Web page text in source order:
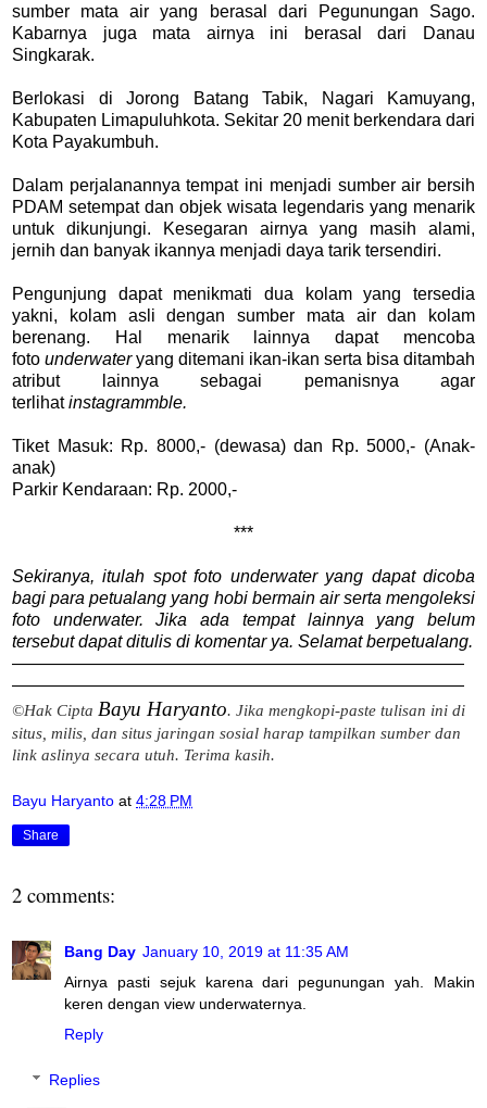
sumber mata air yang berasal dari Pegunungan Sago.
Kabarnya juga mata airnya ini berasal dari Danau
Singkarak.
Berlokasi di Jorong Batang Tabik, Nagari Kamuyang,
Kabupaten Limapuluhkota. Sekitar 20 menit berkendara dari
Kota Payakumbuh.
Dalam perjalanannya tempat ini menjadi sumber air bersih
PDAM setempat dan objek wisata legendaris yang menarik
untuk dikunjungi. Kesegaran airnya yang masih alami,
jernih dan banyak ikannya menjadi daya tarik tersendiri.
Pengunjung dapat menikmati dua kolam yang tersedia
yakni, kolam asli dengan sumber mata air dan kolam
berenang. Hal menarik lainnya dapat mencoba
foto underwateryang ditemani ikan-ikan serta bisa ditambah
atribut lainnya sebagai pemanisnya agar
terlihatinstagrammble.
Tiket Masuk: Rp. 8000,- (dewasa) dan Rp. 5000,- (Anak-
anak)
Parkir Kendaraan: Rp. 2000,-
***
Sekiranya, itulah spot foto underwater yang dapat dicoba
bagi para petualang yang hobi bermain air serta mengoleksi
foto underwater. Jika ada tempat lainnya yang belum
tersebut dapat ditulis di komentar ya. Selamat berpetualang.
——————————————————————————
——————————————————————————
©Hak Cipta Bayu Haryanto. Jika mengkopi-paste tulisan ini di
situs, milis, dan situs jaringan sosial harap tampilkan sumber dan
link aslinya secara utuh. Terima kasih.
Bayu Haryanto at 4:28 PM
Share
2 comments:
Bang Day January 10, 2019 at 11:35 AM
Airnya pasti sejuk karena dari pegunungan yah. Makin
keren dengan view underwaternya.
Reply
Replies